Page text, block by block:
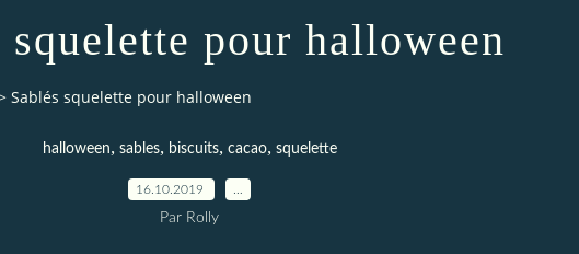
squelette pour halloween
Sablés squelette pour halloween
halloween, sables, biscuits, cacao, squelette
16.10.2019
Par Rolly